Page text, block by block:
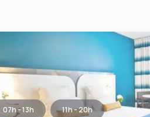
07h - 13h 11h - 20h